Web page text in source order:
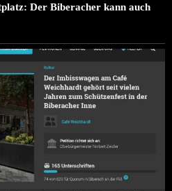
Der Biberacher kann auch